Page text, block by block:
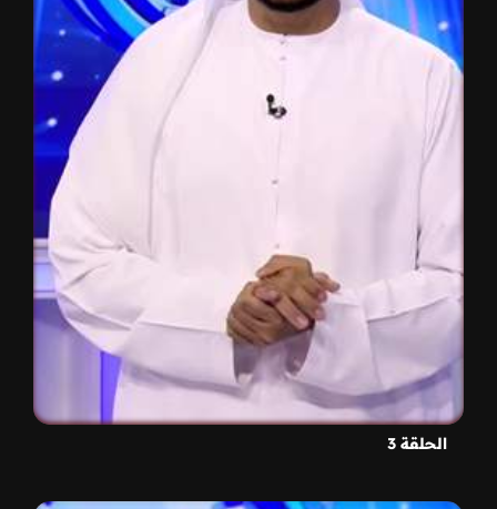
الحلقة 3